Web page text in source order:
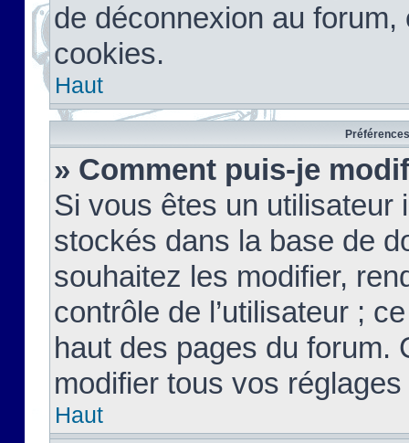
de déconnexion au
cookies.
Haut
» Comment puis-je
Si vous êtes un
stockés dans la base de
souhaitez les modifier,
contrôle de l’utilisateur ;
haut des pages du forum.
modifier tous vos
Haut